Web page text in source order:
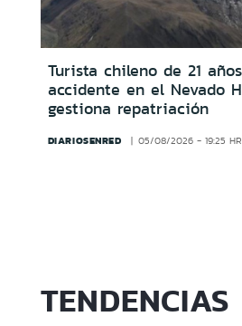
Turista chileno de 21
accidente en el Nevado
gestiona repatriación
DIARIOSENRED 05/08/2026 - 19:25
TENDENCIAS